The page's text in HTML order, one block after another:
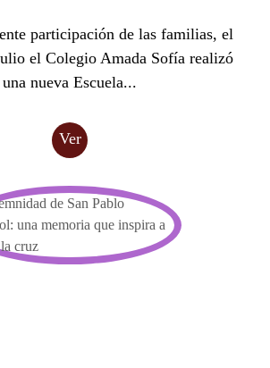
participación de las familias, el
el Colegio Amada Sofía realizó
una nueva Escuela...
Ver